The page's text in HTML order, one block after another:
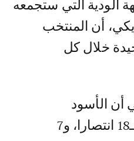
الودية التي ستجمعه
أن المنتخب
خلال كل
الأسود
خاضوا مشوارا مميزا بـ18 انتصارا، و7